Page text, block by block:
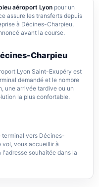
aéroport Lyon pour un
assure les transferts depuis
à Décines-Charpieu,
avant la course.
Charpieu
Lyon Saint-Exupéry est
demandé et le nombre
une arrivée tardive ou un
la plus confortable.
terminal vers Décines-
vol, vous accueillir à
souhaitée dans la